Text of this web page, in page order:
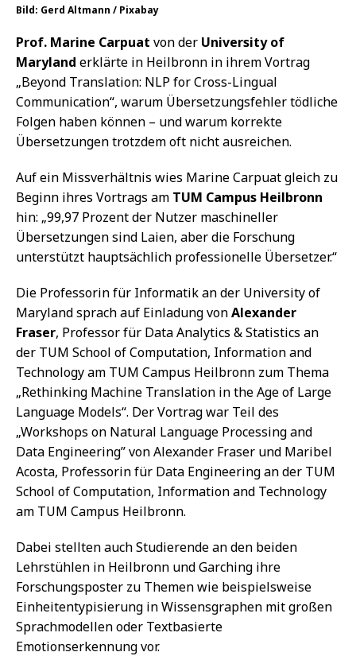
Bild: Gerd Altmann / Pixabay
Prof. Marine Carpuat von der University of
Maryland erklärte in Heilbronn in ihrem Vortrag
„Beyond Translation: NLP for Cross-Lingual
Communication“, warum Übersetzungsfehler tödliche
Folgen haben können – und warum korrekte
Übersetzungen trotzdem oft nicht ausreichen.
Auf ein Missverhältnis wies Marine Carpuat gleich zu
Beginn ihres Vortrags am TUM Campus Heilbronn
hin: „99,97 Prozent der Nutzer maschineller
Übersetzungen sind Laien, aber die Forschung
unterstützt hauptsächlich professionelle Übersetzer.“
Die Professorin für Informatik an der University of
Maryland sprach auf Einladung vonAlexander
Fraser, Professor für Data Analytics & Statistics an
der TUM School of Computation, Information and
Technology am TUM Campus Heilbronn zum Thema
„Rethinking Machine Translation in the Age of Large
Language Models“. Der Vortrag war Teil des
„Workshops on Natural Language Processing and
Data Engineering” von Alexander Fraser und Maribel
Acosta, Professorin für Data Engineering an der TUM
School of Computation, Information and Technology
am TUM Campus Heilbronn.
Dabei stellten auch Studierende an den beiden
Lehrstühlen in Heilbronn und Garching ihre
Forschungsposter zu Themen wie beispielsweise
Einheitentypisierung in Wissensgraphen mit großen
Sprachmodellen oder Textbasierte
Emotionserkennung vor.